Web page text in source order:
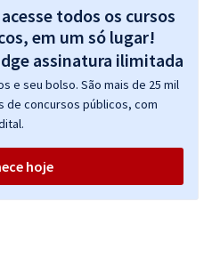
todos os cursos
em um só lugar!
e seu bolso. São mais de 25 mil
de concursos públicos, com
hoje